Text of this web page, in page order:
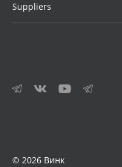
Suppliers
© 2026 Винк